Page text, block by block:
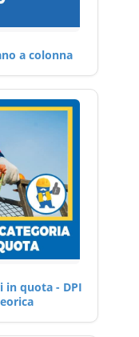
a colonna
quota - DPI